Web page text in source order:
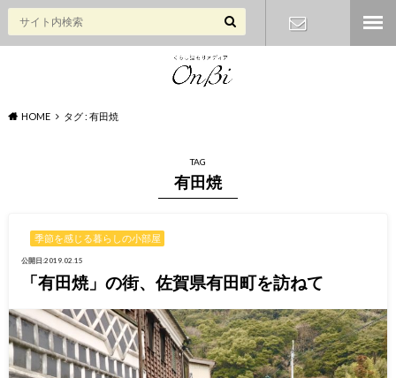
HOME タグ : 有田焼
TAG
有田焼
季節を感じる暮らしの小部屋
公開日:2019.02.15
「有田焼」の街、佐賀県有田町を訪ねて